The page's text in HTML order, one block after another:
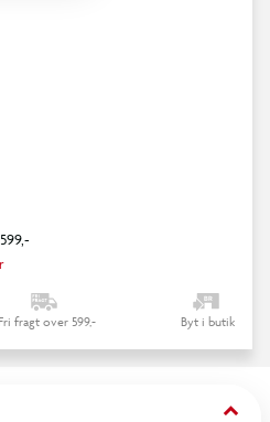
fragt over 599,- Byt i butik
keyboard_arrow_down